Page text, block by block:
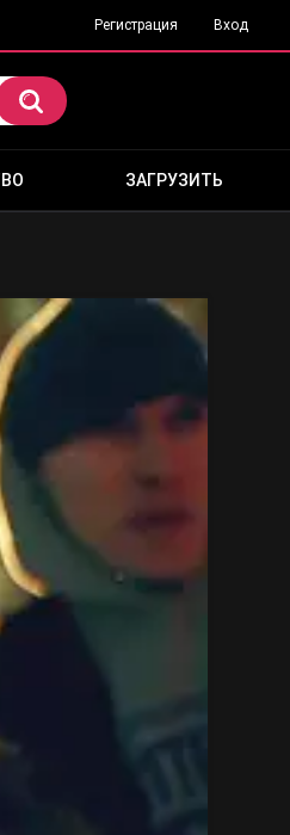
Регистрация Вход
ЗАГРУЗИТЬ